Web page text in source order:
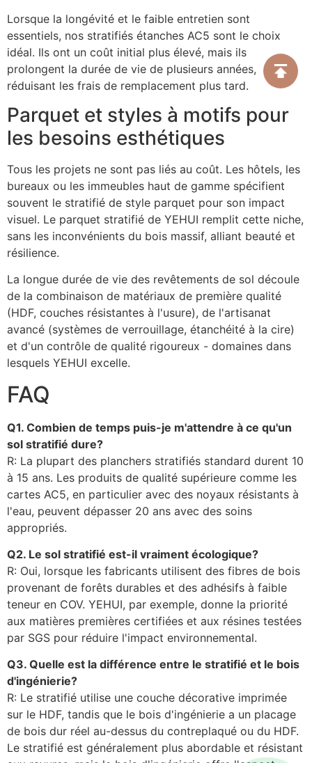
Lorsque la longévité et le faible entretien sont
essentiels, nos stratifiés étanches AC5 sont le choix
idéal. Ils ont un coût initial plus élevé, mais ils
prolongent la durée de vie de plusieurs années,
réduisant les frais de remplacement plus tard.
Parquet et styles à motifs pour
les besoins esthétiques
Tous les projets ne sont pas liés au coût. Les hôtels, les
bureaux ou les immeubles haut de gamme spécifient
souvent le stratifié de style parquet pour son impact
visuel. Le parquet stratifié de YEHUI remplit cette niche,
sans les inconvénients du bois massif, alliant beauté et
résilience.
La longue durée de vie des revêtements de sol découle
de la combinaison de matériaux de première qualité
(HDF, couches résistantes à l'usure), de l'artisanat
avancé (systèmes de verrouillage, étanchéité à la cire)
et d'un contrôle de qualité rigoureux - domaines dans
lesquels YEHUI excelle.
FAQ
Q1. Combien de temps puis-je m'attendre à ce qu'un
sol stratifié dure?
R: La plupart des planchers stratifiés standard durent 10
à 15 ans. Les produits de qualité supérieure comme les
cartes AC5, en particulier avec des noyaux résistants à
l'eau, peuvent dépasser 20 ans avec des soins
appropriés.
Q2. Le sol stratifié est-il vraiment écologique?
R: Oui, lorsque les fabricants utilisent des fibres de bois
provenant de forêts durables et des adhésifs à faible
teneur en COV. YEHUI, par exemple, donne la priorité
aux matières premières certifiées et aux résines testées
par SGS pour réduire l'impact environnemental.
Q3. Quelle est la différence entre le stratifié et le bois
d'ingénierie?
R: Le stratifié utilise une couche décorative imprimée
sur le HDF, tandis que le bois d'ingénierie a un placage
de bois dur réel au-dessus du contreplaqué ou du HDF.
Le stratifié est généralement plus abordable et résistant